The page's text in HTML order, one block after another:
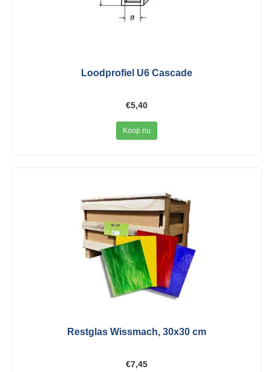
Loodprofiel U6 Cascade
€5,40
Koop nu
Restglas Wissmach, 30x30 cm
€7,45